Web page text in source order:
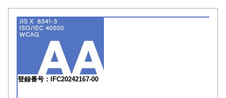
登録番号：IFC20242167-00